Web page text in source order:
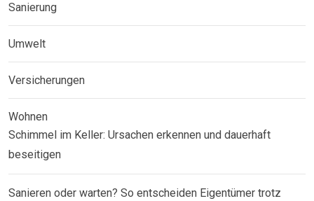
Sanierung
Umwelt
Versicherungen
Wohnen
Schimmel im Keller: Ursachen erkennen und dauerhaft
beseitigen
Sanieren oder warten? So entscheiden Eigentümer trotz